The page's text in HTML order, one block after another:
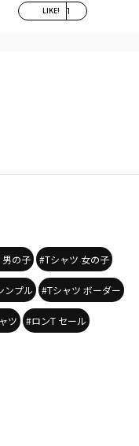
LIKE! 1
の子 #Tシャツ 女の子
ンプル #Tシャツ ボーダー
ツ #ロンT セール